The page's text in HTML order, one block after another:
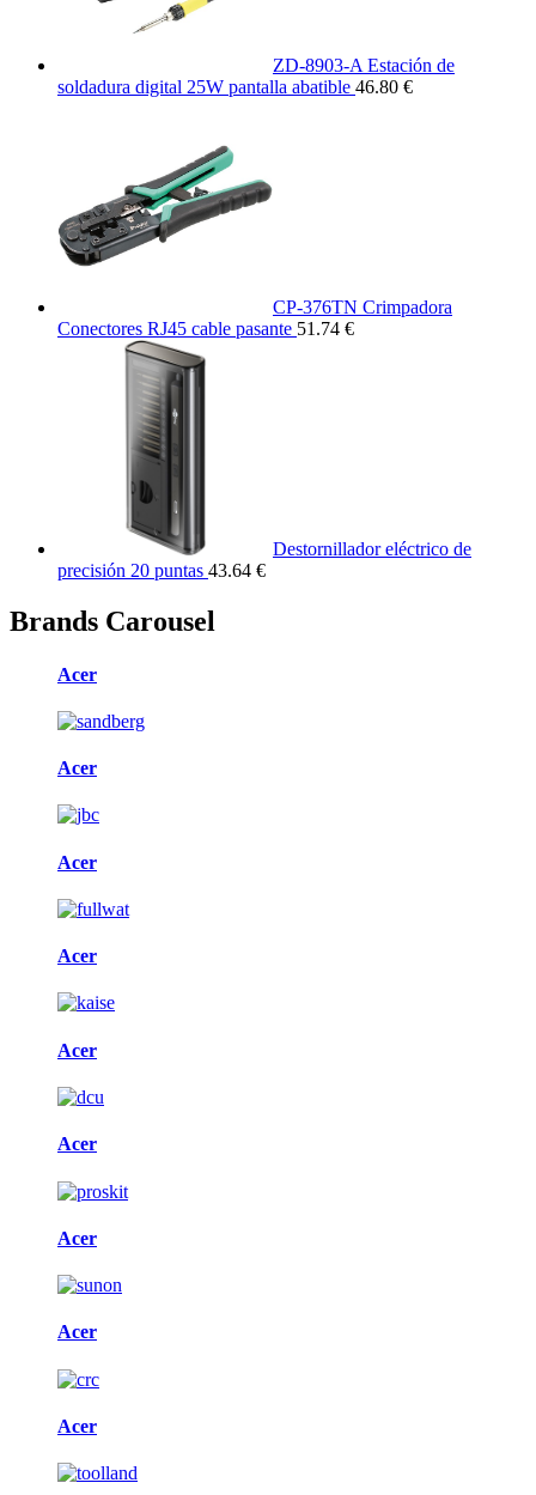
ZD-8903-A Estación de
soldadura digital 25W pantalla abatible 46.80 €
CP-376TN Crimpadora
Conectores RJ45 cable pasante 51.74 €
Destornillador eléctrico de
precisión 20 puntas 43.64 €
Brands Carousel
Acer
Acer
Acer
Acer
Acer
Acer
Acer
Acer
Acer